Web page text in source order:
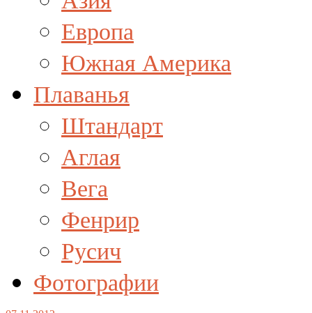
Европа
Южная Америка
Плаванья
Штандарт
Аглая
Вега
Фенрир
Русич
Фотографии